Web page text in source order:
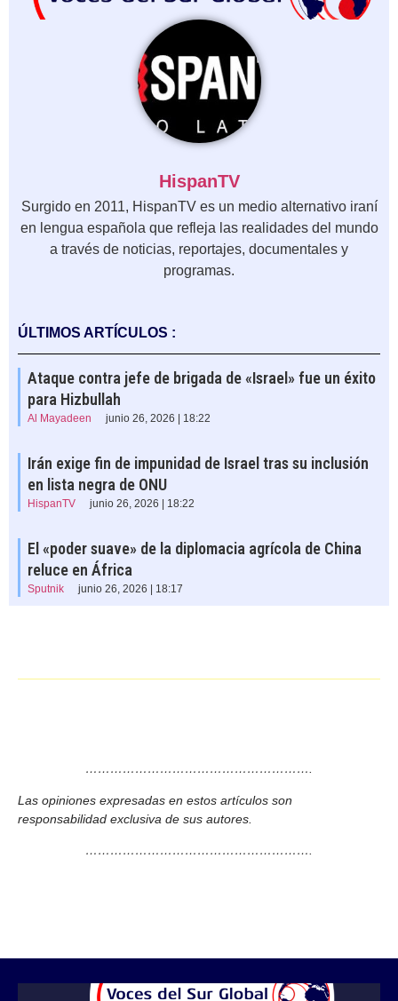
HispanTV
Surgido en 2011, HispanTV es un medio alternativo iraní
en lengua española que refleja las realidades del mundo
a través de noticias, reportajes, documentales y
programas.
ÚLTIMOS ARTÍCULOS :
Ataque contra jefe de brigada de «Israel» fue un éxito
para Hizbullah
Al Mayadeen junio 26, 2026 | 18:22
Irán exige fin de impunidad de Israel tras su inclusión
en lista negra de ONU
HispanTV junio 26, 2026 | 18:22
El «poder suave» de la diplomacia agrícola de China
reluce en África
Sputnik junio 26, 2026 | 18:17
……………………………………………….
Las opiniones expresadas en estos artículos son
responsabilidad exclusiva de sus autores.
……………………………………………….